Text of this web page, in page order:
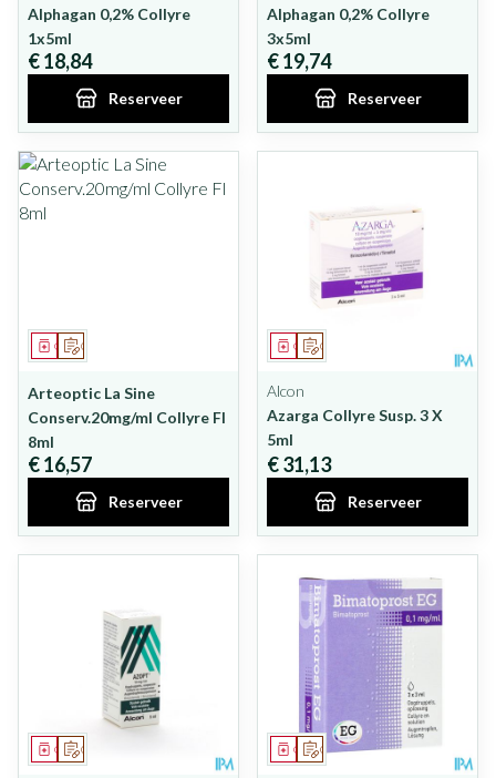
Alphagan 0,2% Collyre
1x5ml
€ 18,84
Reserveer
Alphagan 0,2% Collyre
3x5ml
€ 19,74
Reserveer
Op voorschrift
Geneesmiddel
Arteoptic La Sine
Conserv.20mg/ml Collyre Fl
8ml
€ 16,57
Reserveer
Op voorschrift
Geneesmiddel
Alcon
Azarga Collyre Susp. 3 X
5ml
€ 31,13
Reserveer
Op voorschrift
Geneesmiddel Op voorschrift
Geneesmiddel